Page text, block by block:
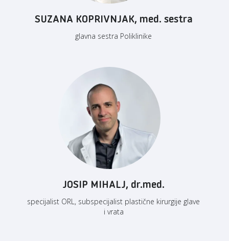
SUZANA KOPRIVNJAK, med. sestra
glavna sestra Poliklinike
JOSIP MIHALJ, dr.med.
specijalist ORL, subspecijalist plastične kirurgije glave
i vrata